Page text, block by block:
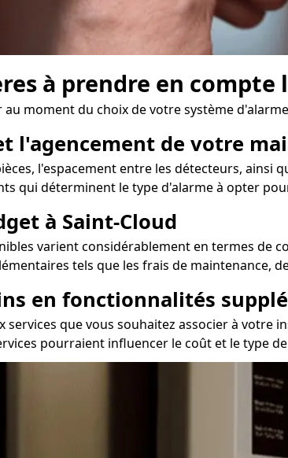
à prendre en
au moment du choix de votre système
l'agencement de votre
l'espacement entre les détecteurs,
qui déterminent le type d'alarme à opter
à Saint-Cloud
varient considérablement en termes de
tels que les frais de maintenance,
en fonctionnalités
services que vous souhaitez associer à
pourraient influencer le coût et le type